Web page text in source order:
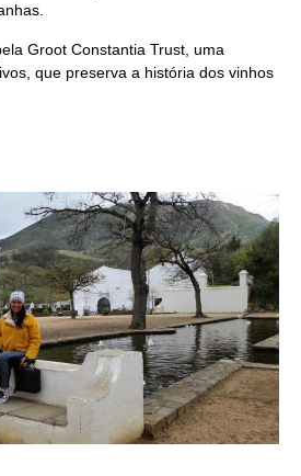
Groot Constantia Trust, uma
que preserva a história dos vinhos